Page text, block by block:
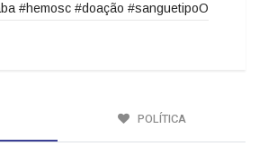
#hemosc #doação #sanguetipoO
POLÍTICA